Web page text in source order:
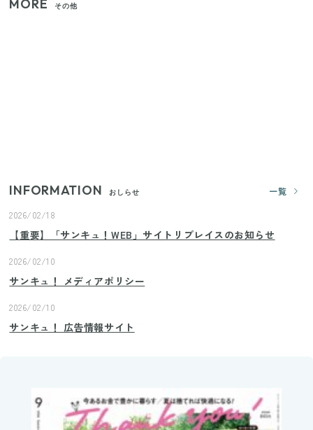
MORE その他
INFORMATION おしらせ
一覧
2026/02/18
【重要】「サンキュ！WEB」サイトリプレイスのお知らせ
2026/02/10
サンキュ！ メディアポリシー
2026/02/10
サンキュ！ 広告情報サイト